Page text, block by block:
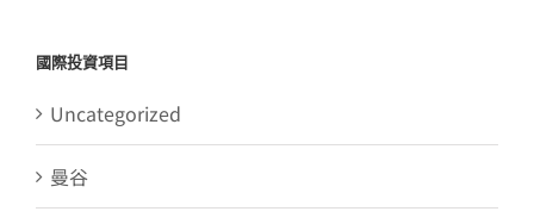
國際投資項目
Uncategorized
曼谷